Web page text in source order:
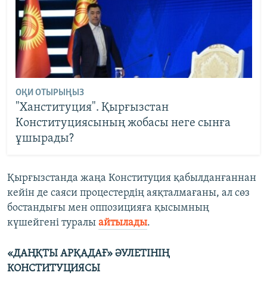
ОҚИ ОТЫРЫҢЫЗ
"Ханституция". Қырғызстан
Конституциясының жобасы неге сынға
ұшырады?
Қырғызстанда жаңа Конституция қабылданғаннан
кейін де саяси процестердің аяқталмағаны, ал сөз
бостандығы мен оппозицияға қысымның
күшейгені туралы айтылады.
«ДАҢҚТЫ АРҚАДАҒ» ӘУЛЕТІНІҢ
КОНСТИТУЦИЯСЫ